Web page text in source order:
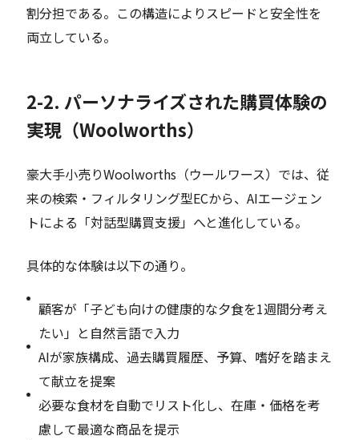
割分担である。この構造によりスピードと安全性を
両立している。
2-2. パーソナライズされた購買体験の
実現（Woolworths）
豪大手小売りWoolworths（ウールワース）では、従
来の検索・フィルタリング型ECから、AIエージェン
トによる「対話型購買支援」へと進化している。
具体的な体験は以下の通り。
顧客が「子ども向けの健康的な夕食を1週間分考え
たい」と自然言語で入力
AIが家族構成、過去購買履歴、予算、嗜好を踏まえ
て献立を提案
必要な食材を自動でリスト化し、在庫・価格を考
慮して最適な商品を提示